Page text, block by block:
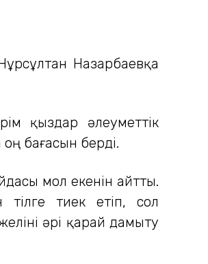
Назарбаевқа
қыздар әлеуметтік
бағасын берді.
мол екенін айтты.
тілге тиек етіп, сол
әрі қарай дамыту